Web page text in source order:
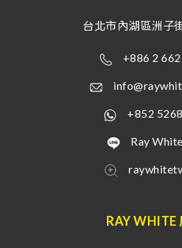
台北市內湖區洲子
+886 2
+852
Ray
RAY WHITE